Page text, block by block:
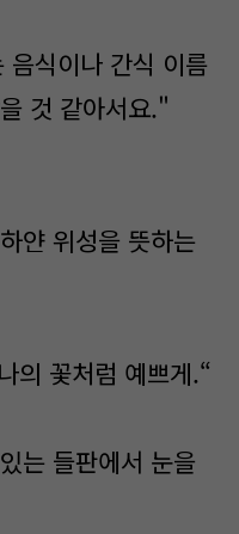
식이나 간식 이름
것 같아서요."
얀 위성을 뜻하는
의 꽃처럼 예쁘게.“
는 들판에서 눈을